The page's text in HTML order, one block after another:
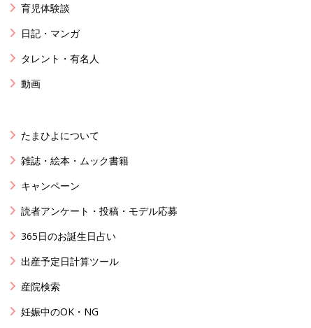
育児体験談
日記・マンガ
タレント・有名人
動画
たまひよについて
雑誌・絵本・ムック書籍
キャンペーン
読者アンケート・投稿・モデル応募
365日のお誕生日占い
出産予定日計算ツール
産院検索
妊娠中のOK・NG